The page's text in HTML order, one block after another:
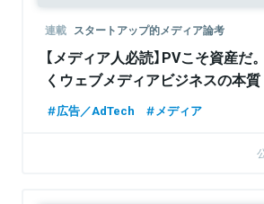
連載 スタートアップ的メディア論考
【メディア人必読】PVこそ資産だ
くウェブメディアビジネスの本質
広告／AdTech メディア